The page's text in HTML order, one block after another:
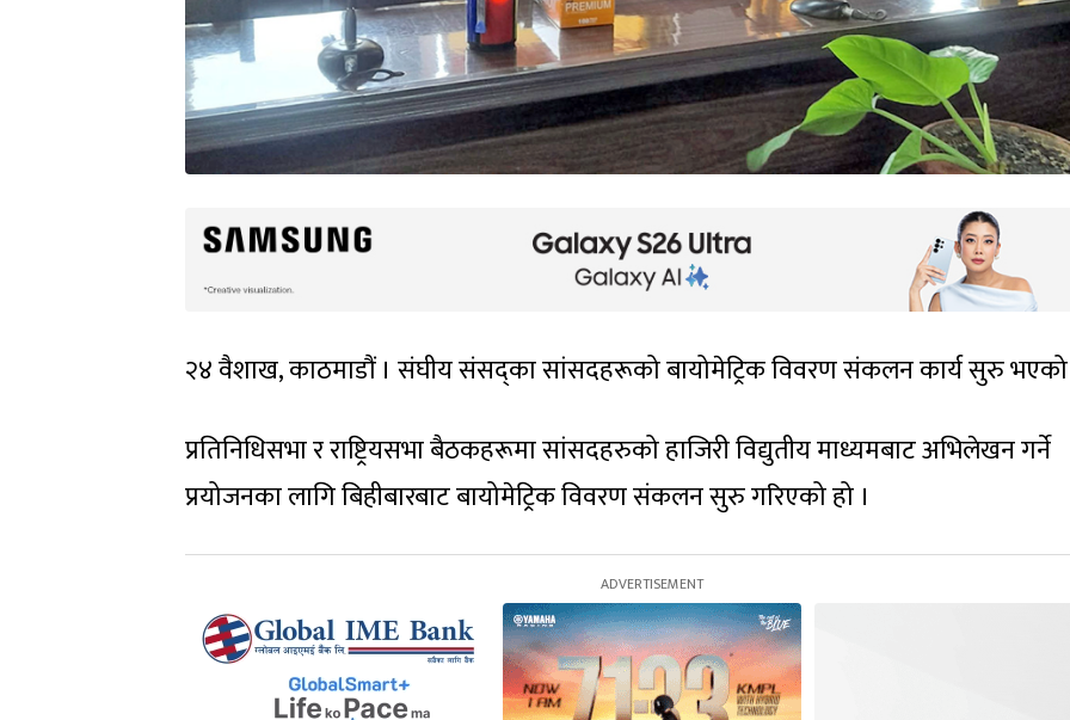
२४ वैशाख, काठमाडौं । संघीय संसद्का सांसदहरूको बायोमेट्रिक विवरण संकलन कार्य सुरु
प्रतिनिधिसभा र राष्ट्रियसभा बैठकहरूमा सांसदहरुको हाजिरी विद्युतीय माध्यमबाट अभिलेखन गर्ने
प्रयोजनका लागि बिहीबारबाट बायोमेट्रिक विवरण संकलन सुरु गरिएको हो ।